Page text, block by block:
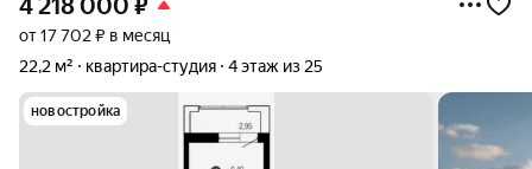
4 218 000 ₽
от 17 702 ₽ в месяц
22,2 м²
квартира-студия 4 этаж из 25
новостройка